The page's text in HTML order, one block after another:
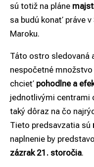
sú totiž na pláne
sa budú konať práve
Maroku.
Táto ostro sledovaná
nespočetné
chcieť pohodlne a
jednotlivými centrami
taký dôraz na čo
Tieto predsavzatia sú
naplnenie by
zázrak 21. storočia.